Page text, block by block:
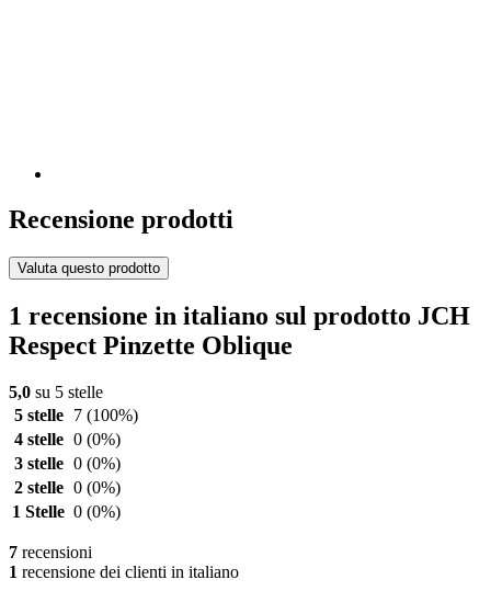
Recensione prodotti
Valuta questo prodotto
1 recensione in italiano sul prodotto JCH
Respect Pinzette Oblique
5,0 su 5 stelle
5 stelle
7 (100%)
4 stelle 0 (0%)
3 stelle 0 (0%)
2 stelle 0 (0%)
1 Stelle 0 (0%)
7 recensioni
1 recensione dei clienti in italiano